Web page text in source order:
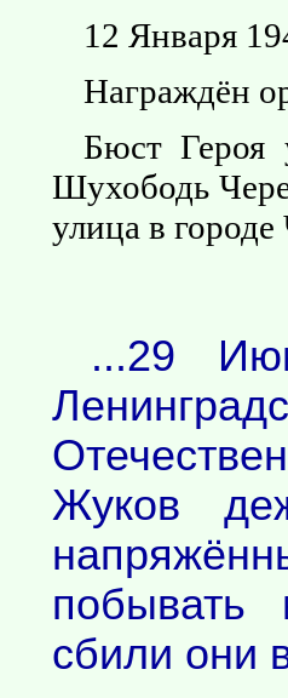
12 Января
Награждён
Бюст Героя
Шухободь
улица в
...29
Жуков
побывать
сбили они